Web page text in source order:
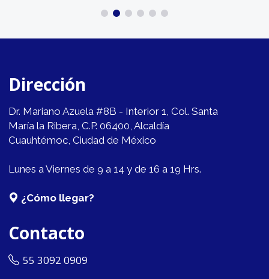
Dirección
Dr. Mariano Azuela #8B - Interior 1, Col. Santa
María la Ribera, C.P. 06400, Alcaldía
Cuauhtémoc, Ciudad de México
Lunes a Viernes de 9 a 14 y de 16 a 19 Hrs.
¿Cómo llegar?
Contacto
55 3092 0909